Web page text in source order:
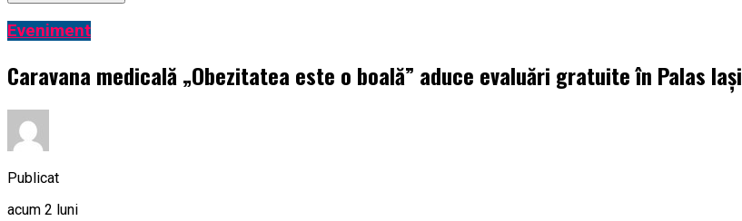
Eveniment
Caravana medicală „Obezitatea este o boală” aduce evaluări gratuite în Palas Iași
Publicat
acum 2 luni